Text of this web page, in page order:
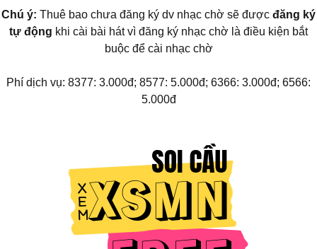
Chú ý: Thuê bao chưa đăng ký dv nhạc chờ sẽ được đăng ký
tự động khi cài bài hát vì đăng ký nhạc chờ là điều kiện bắt
buộc để cài nhạc chờ
Phí dịch vụ: 8377: 3.000đ; 8577: 5.000đ; 6366: 3.000đ; 6566:
5.000đ